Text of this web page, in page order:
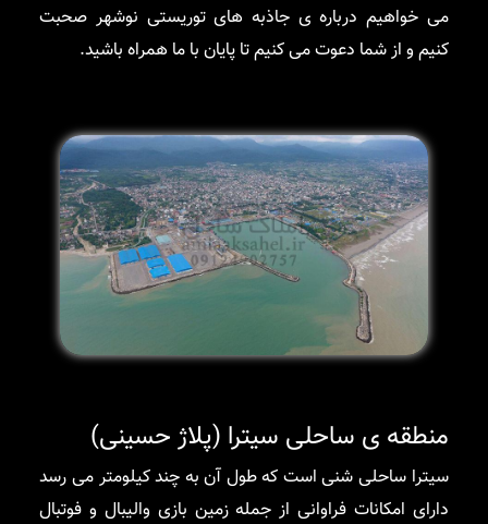
می خواهیم درباره ی جاذبه های توریستی نوشهر صحبت
کنیم و از شما دعوت می کنیم تا پایان با ما همراه باشید.
منطقه ی ساحلی سیترا (پلاژ حسینی)
سیترا ساحلی شنی است که طول آن به چند کیلومتر می رسد
دارای امکانات فراوانی از جمله زمین بازی والیبال و فوتبال